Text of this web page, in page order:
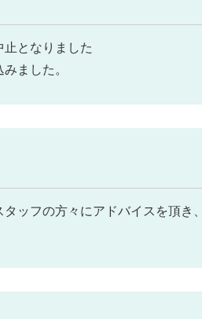
となりました
ました。
ッフの方々にアドバイスを頂き